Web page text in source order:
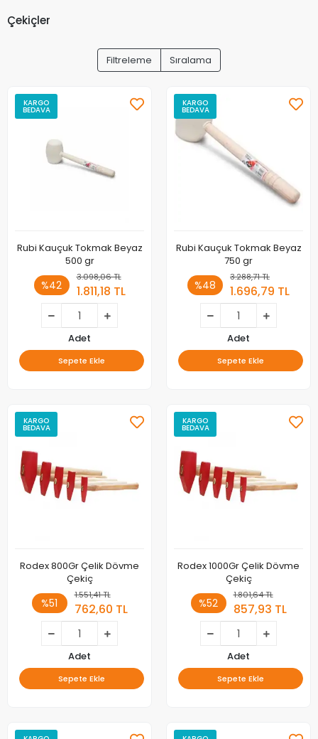
Çekiçler
Filtreleme Sıralama
KARGO
BEDAVA
Rubi Kauçuk Tokmak Beyaz
500 gr
%42
3.098,06 TL
1.811,18 TL
Adet
Sepete Ekle
KARGO
BEDAVA
Rubi Kauçuk Tokmak Beyaz
750 gr
%48
3.288,71 TL
1.696,79 TL
Adet
Sepete Ekle
KARGO
BEDAVA
Rodex 800Gr Çelik Dövme
Çekiç
%51
1.551,41 TL
762,60 TL
Adet
Sepete Ekle
KARGO
BEDAVA
Rodex 1000Gr Çelik Dövme
Çekiç
%52
1.801,64 TL
857,93 TL
Adet
Sepete Ekle